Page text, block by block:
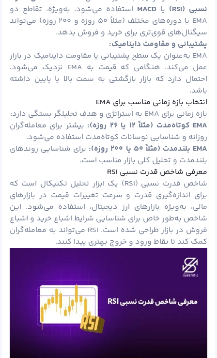
نسبی (RSI) یا MACD استفاده می‌شود. به‌ویژه، تقاطع دو
EMA با دوره‌های مختلف (مثلاً ۵۰ روزه و ۲۰۰ روزه) می‌تواند
سیگنال‌های قوی‌تری برای خرید و فروش بدهد.
پشتیبانی و مقاومت داینامیک:
EMA به‌عنوان یک سطح پشتیبانی یا مقاومت داینامیک در بازار
عمل می‌کند. هنگامی که قیمت به EMA نزدیک می‌شود،
احتمال دارد که بازار بازگشتی به سمت بالا یا پایین داشته
باشد.
انتخاب بازه زمانی مناسب برای EMA
بازه زمانی برای EMA به استراتژی و هدف تحلیلگر بستگی دارد:
EMA کوتاه‌مدت (مثلاً ۱۲ یا ۲۶ روزه): بیشتر برای معامله‌گران
روزانه و شناسایی نوسانات کوتاه‌مدت استفاده می‌شود.
EMA بلندمدت (مثلاً ۵۰ یا ۲۰۰ روزه): برای شناسایی روندهای
بلندمدت و تحلیل کلی بازار مناسب است.
معرفی شاخص قدرت نسبی RSI
شاخص قدرت نسبی (RSI) یک ابزار تحلیل تکنیکال است که
برای اندازه‌گیری قدرت و سرعت تغییرات قیمت در بازارهای
مالی، به‌ویژه بازارهای ارز دیجیتال، استفاده می‌شود. این
شاخص به‌طور خاص برای شناسایی شرایط اشباع خرید و اشباع
فروش در بازار طراحی شده است. RSI می‌تواند به معامله‌گران
کمک کند تا نقاط ورود و خروج بهتری پیدا کنند.